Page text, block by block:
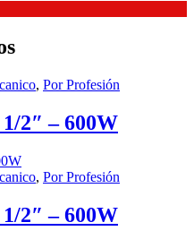
, Por Profesión
2″ – 600W
, Por Profesión
2″ – 600W